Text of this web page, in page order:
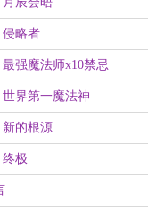
侵略者
最强魔法师x10禁忌
世界第一魔法神
新的根源
终极